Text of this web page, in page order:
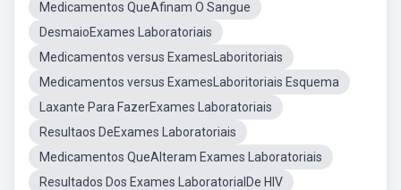
Medicamentos QueAfinam O Sangue
DesmaioExames Laboratoriais
Medicamentos versus ExamesLaboritoriais
Medicamentos versus ExamesLaboritoriais Esquema
Laxante Para FazerExames Laboratoriais
Resultaos DeExames Laboratoriais
Medicamentos QueAlteram Exames Laboratoriais
Resultados Dos Exames LaboratorialDe HIV